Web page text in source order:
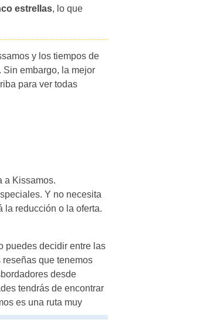
estrellas, lo que
y los tiempos de
Sin embargo, la mejor
para ver todas
a Kissamos.
Y no necesita
la reducción o la oferta.
puedes decidir entre las
que tenemos
desde
tendrás de encontrar
es una ruta muy